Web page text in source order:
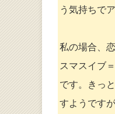
う気持ちで
私の場合、
スマスイブ
です。きっ
すようです